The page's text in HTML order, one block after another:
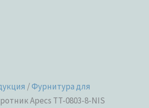
/Фурнитура для
Apecs TT-0803-8-NIS